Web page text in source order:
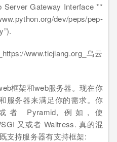
Gateway Interface **
dev/peps/pep-
框架和web服务器。现在你
服务器来满足你的需求。你
者 Pyramid, 例如, 使
又或者 Waitress. 真的混
支持服务器有支持框架: